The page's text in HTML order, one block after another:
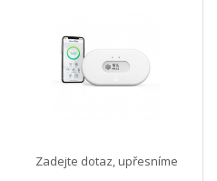
účinků na zdraví, prevenci
nemocí a zvýšení
produktivity, energie a
dobrého zdraví. AirThings
Zadejte dotaz, upřesníme